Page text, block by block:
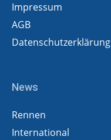
Impressum
AGB
Datenschutzerklärung
News
Rennen
International